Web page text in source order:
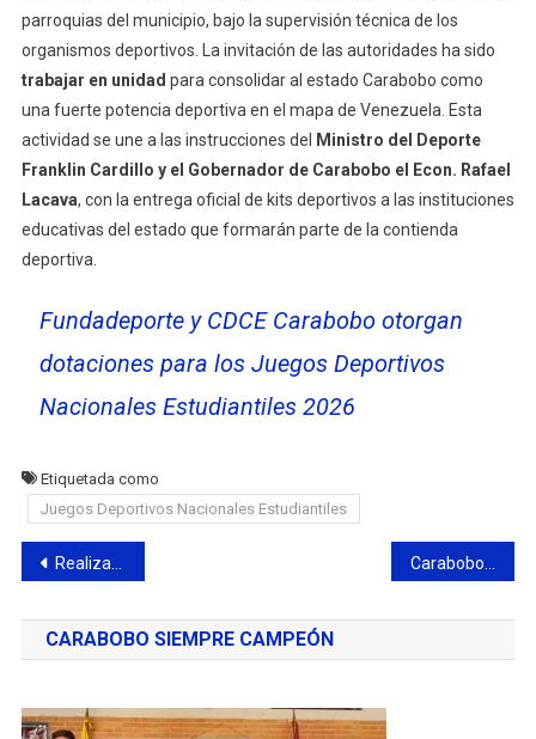
parroquias del municipio, bajo la supervisión técnica de los
organismos deportivos. La invitación de las autoridades ha sido
trabajar en unidad para consolidar al estado Carabobo como
una fuerte potencia deportiva en el mapa de Venezuela. Esta
actividad se une a las instrucciones del
Ministro del Deporte
Franklin Cardillo y el Gobernador de Carabobo el Econ. Rafael
Lacava, con la entrega oficial de kits deportivos a las instituciones
educativas del estado que formarán parte de la contienda
deportiva.
Fundadeporte y CDCE Carabobo otorgan
dotaciones para los Juegos Deportivos
Nacionales Estudiantiles 2026
Etiquetada como
Juegos Deportivos Nacionales Estudiantiles
Navegación
de
entradas
Realizado en Puerto Cabello el 1er Campeonato Estadal de Surf 2026
CARABOBO SIEMPRE CAMPEÓN